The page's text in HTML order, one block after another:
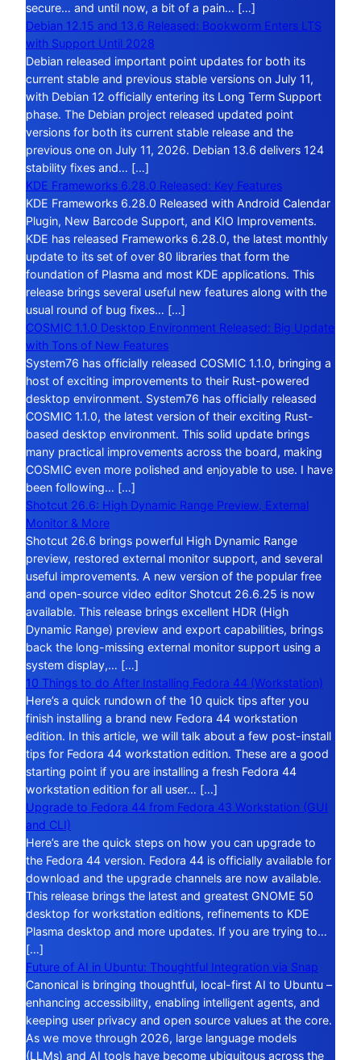
secure… and until now, a bit of a pain… […]
Debian 12.15 and 13.6 Released: Bookworm Enters LTS
with Support Until 2028
Debian released important point updates for both its
current stable and previous stable versions on July 11,
with Debian 12 officially entering its Long Term Support
phase. The Debian project released updated point
versions for both its current stable release and the
previous one on July 11, 2026. Debian 13.6 delivers 124
stability fixes and… […]
KDE Frameworks 6.28.0 Released: Key Features
KDE Frameworks 6.28.0 Released with Android Calendar
Plugin, New Barcode Support, and KIO Improvements.
KDE has released Frameworks 6.28.0, the latest monthly
update to its set of over 80 libraries that form the
foundation of Plasma and most KDE applications. This
release brings several useful new features along with the
usual round of bug fixes… […]
COSMIC 1.1.0 Desktop Environment Released: Big Update
with Tons of New Features
System76 has officially released COSMIC 1.1.0, bringing a
host of exciting improvements to their Rust-powered
desktop environment. System76 has officially released
COSMIC 1.1.0, the latest version of their exciting Rust-
based desktop environment. This solid update brings
many practical improvements across the board, making
COSMIC even more polished and enjoyable to use. I have
been following… […]
Shotcut 26.6: High Dynamic Range Preview, External
Monitor & More
Shotcut 26.6 brings powerful High Dynamic Range
preview, restored external monitor support, and several
useful improvements. A new version of the popular free
and open-source video editor Shotcut 26.6.25 is now
available. This release brings excellent HDR (High
Dynamic Range) preview and export capabilities, brings
back the long-missing external monitor support using a
system display,… […]
10 Things to do After Installing Fedora 44 (Workstation)
Here’s a quick rundown of the 10 quick tips after you
finish installing a brand new Fedora 44 workstation
edition. In this article, we will talk about a few post-install
tips for Fedora 44 workstation edition. These are a good
starting point if you are installing a fresh Fedora 44
workstation edition for all user… […]
Upgrade to Fedora 44 from Fedora 43 Workstation (GUI
and CLI)
Here’s are the quick steps on how you can upgrade to
the Fedora 44 version. Fedora 44 is officially available for
download and the upgrade channels are now available.
This release brings the latest and greatest GNOME 50
desktop for workstation editions, refinements to KDE
Plasma desktop and more updates. If you are trying to…
[…]
Future of AI in Ubuntu: Thoughtful Integration via Snap
Canonical is bringing thoughtful, local-first AI to Ubuntu –
enhancing accessibility, enabling intelligent agents, and
keeping user privacy and open source values at the core.
As we move through 2026, large language models
(LLMs) and AI tools have become ubiquitous across the